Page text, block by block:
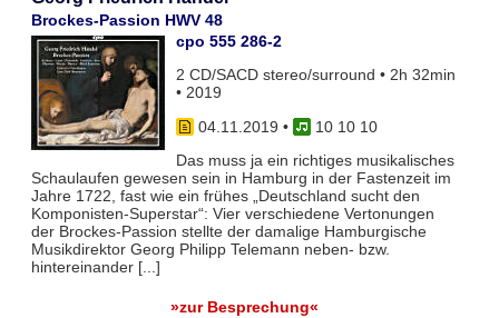
Brockes-Passion HWV 48
cpo 555 286-2
2 CD/SACD stereo/surround • 2h 32min
• 2019
04.11.2019 •
10 10 10
Das muss ja ein richtiges musikalisches
Schaulaufen gewesen sein in Hamburg in der Fastenzeit im
Jahre 1722, fast wie ein frühes „Deutschland sucht den
Komponisten-Superstar“: Vier verschiedene Vertonungen
der Brockes-Passion stellte der damalige Hamburgische
Musikdirektor Georg Philipp Telemann neben- bzw.
hintereinander [...]
»zur Besprechung«